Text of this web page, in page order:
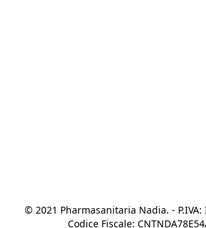
© 2021 Pharmasanitaria Nadia. - P.IVA:
Codice Fiscale: